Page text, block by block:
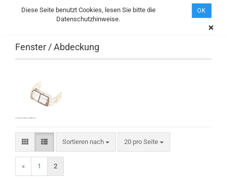
Diese Seite benutzt Cookies, lesen Sie bitte die
Datenschutzhinweise.
OK
Fenster / Abdeckung
Sortieren nach 20 pro Seite
« 1 2